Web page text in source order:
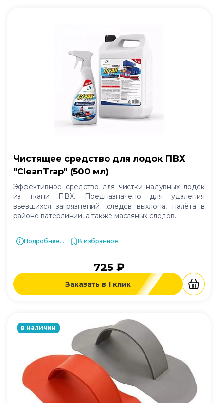
Чистящее средство для лодок ПВХ
"CleanTrap" (500 мл)
Эффективное средство для чистки надувных лодок
из ткани ПВХ. Предназначено для удаления
въевшихся загрязнений ,следов выхлопа, налёта в
районе ватерлинии, а также масляных следов.
Подробнее... В избранное
725 ₽
Заказать в 1 клик
в наличии